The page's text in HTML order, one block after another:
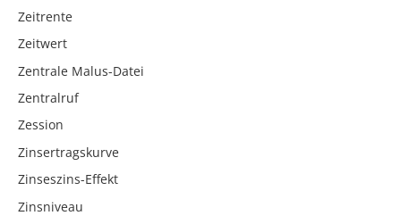
Zeitrente
Zeitwert
Zentrale Malus-Datei
Zentralruf
Zession
Zinsertragskurve
Zinseszins-Effekt
Zinsniveau